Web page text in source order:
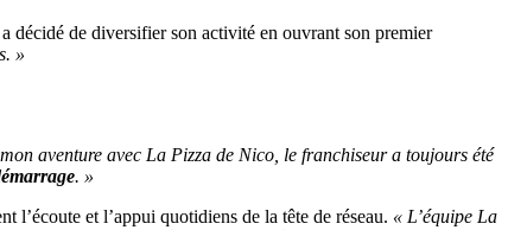
décidé de diversifier son activité en ouvrant son premier
»
aventure avec La Pizza de Nico, le franchiseur a toujours été
. »
l’écoute et l’appui quotidiens de la tête de réseau. « L’équipe La